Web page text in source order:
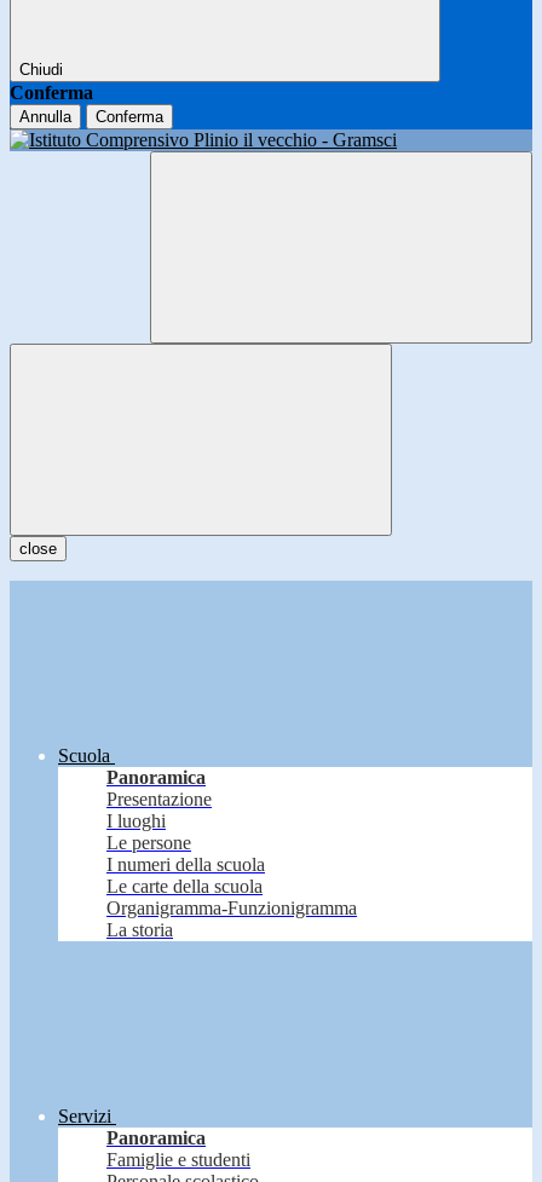
Chiudi
Conferma
Annulla Conferma
close
Scuola
Panoramica
Presentazione
I luoghi
Le persone
I numeri della scuola
Le carte della scuola
Organigramma-Funzionigramma
La storia
Servizi
Panoramica
Famiglie e studenti